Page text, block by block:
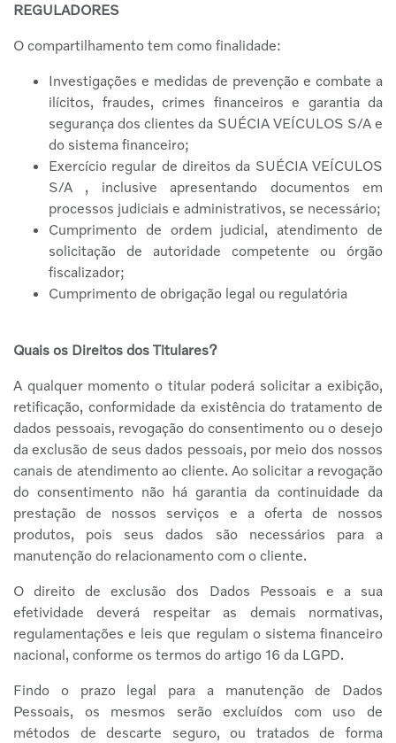
REGULADORES
O compartilhamento tem como finalidade:
Investigações e medidas de prevenção e combate a
ilícitos, fraudes, crimes financeiros e garantia da
segurança dos clientes da SUÉCIA VEÍCULOS S/A e
do sistema financeiro;
Exercício regular de direitos da SUÉCIA VEÍCULOS
S/A , inclusive apresentando documentos em
processos judiciais e administrativos, se necessário;
Cumprimento de ordem judicial, atendimento de
solicitação de autoridade competente ou órgão
fiscalizador;
Cumprimento de obrigação legal ou regulatória
Quais os Direitos dos Titulares?
A qualquer momento o titular poderá solicitar a exibição,
retificação, conformidade da existência do tratamento de
dados pessoais, revogação do consentimento ou o desejo
da exclusão de seus dados pessoais, por meio dos nossos
canais de atendimento ao cliente. Ao solicitar a revogação
do consentimento não há garantia da continuidade da
prestação de nossos serviços e a oferta de nossos
produtos, pois seus dados são necessários para a
manutenção do relacionamento com o cliente.
O direito de exclusão dos Dados Pessoais e a sua
efetividade deverá respeitar as demais normativas,
regulamentações e leis que regulam o sistema financeiro
nacional, conforme os termos do artigo 16 da LGPD.
Findo o prazo legal para a manutenção de Dados
Pessoais, os mesmos serão excluídos com uso de
métodos de descarte seguro, ou tratados de forma